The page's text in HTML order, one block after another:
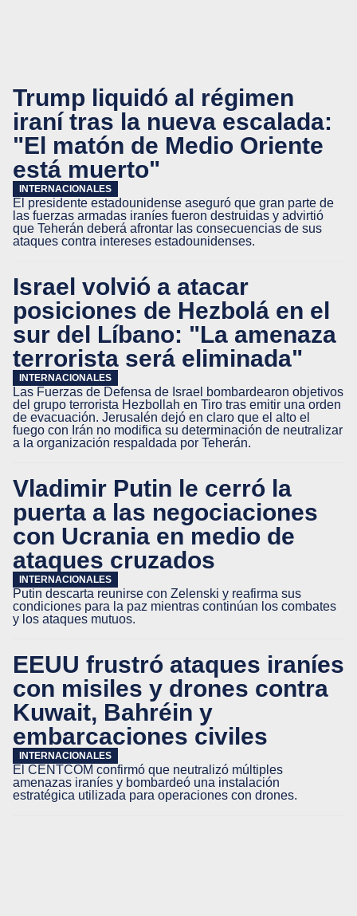
Trump liquidó al régimen
iraní tras la nueva escalada:
"El matón de Medio Oriente
está muerto"
INTERNACIONALES
El presidente estadounidense aseguró que gran parte de
las fuerzas armadas iraníes fueron destruidas y advirtió
que Teherán deberá afrontar las consecuencias de sus
ataques contra intereses estadounidenses.
Israel volvió a atacar
posiciones de Hezbolá en el
sur del Líbano: "La amenaza
terrorista será eliminada"
INTERNACIONALES
Las Fuerzas de Defensa de Israel bombardearon objetivos
del grupo terrorista Hezbollah en Tiro tras emitir una orden
de evacuación. Jerusalén dejó en claro que el alto el
fuego con Irán no modifica su determinación de neutralizar
a la organización respaldada por Teherán.
Vladimir Putin le cerró la
puerta a las negociaciones
con Ucrania en medio de
ataques cruzados
INTERNACIONALES
Putin descarta reunirse con Zelenski y reafirma sus
condiciones para la paz mientras continúan los combates
y los ataques mutuos.
EEUU frustró ataques iraníes
con misiles y drones contra
Kuwait, Bahréin y
embarcaciones civiles
INTERNACIONALES
El CENTCOM confirmó que neutralizó múltiples
amenazas iraníes y bombardeó una instalación
estratégica utilizada para operaciones con drones.